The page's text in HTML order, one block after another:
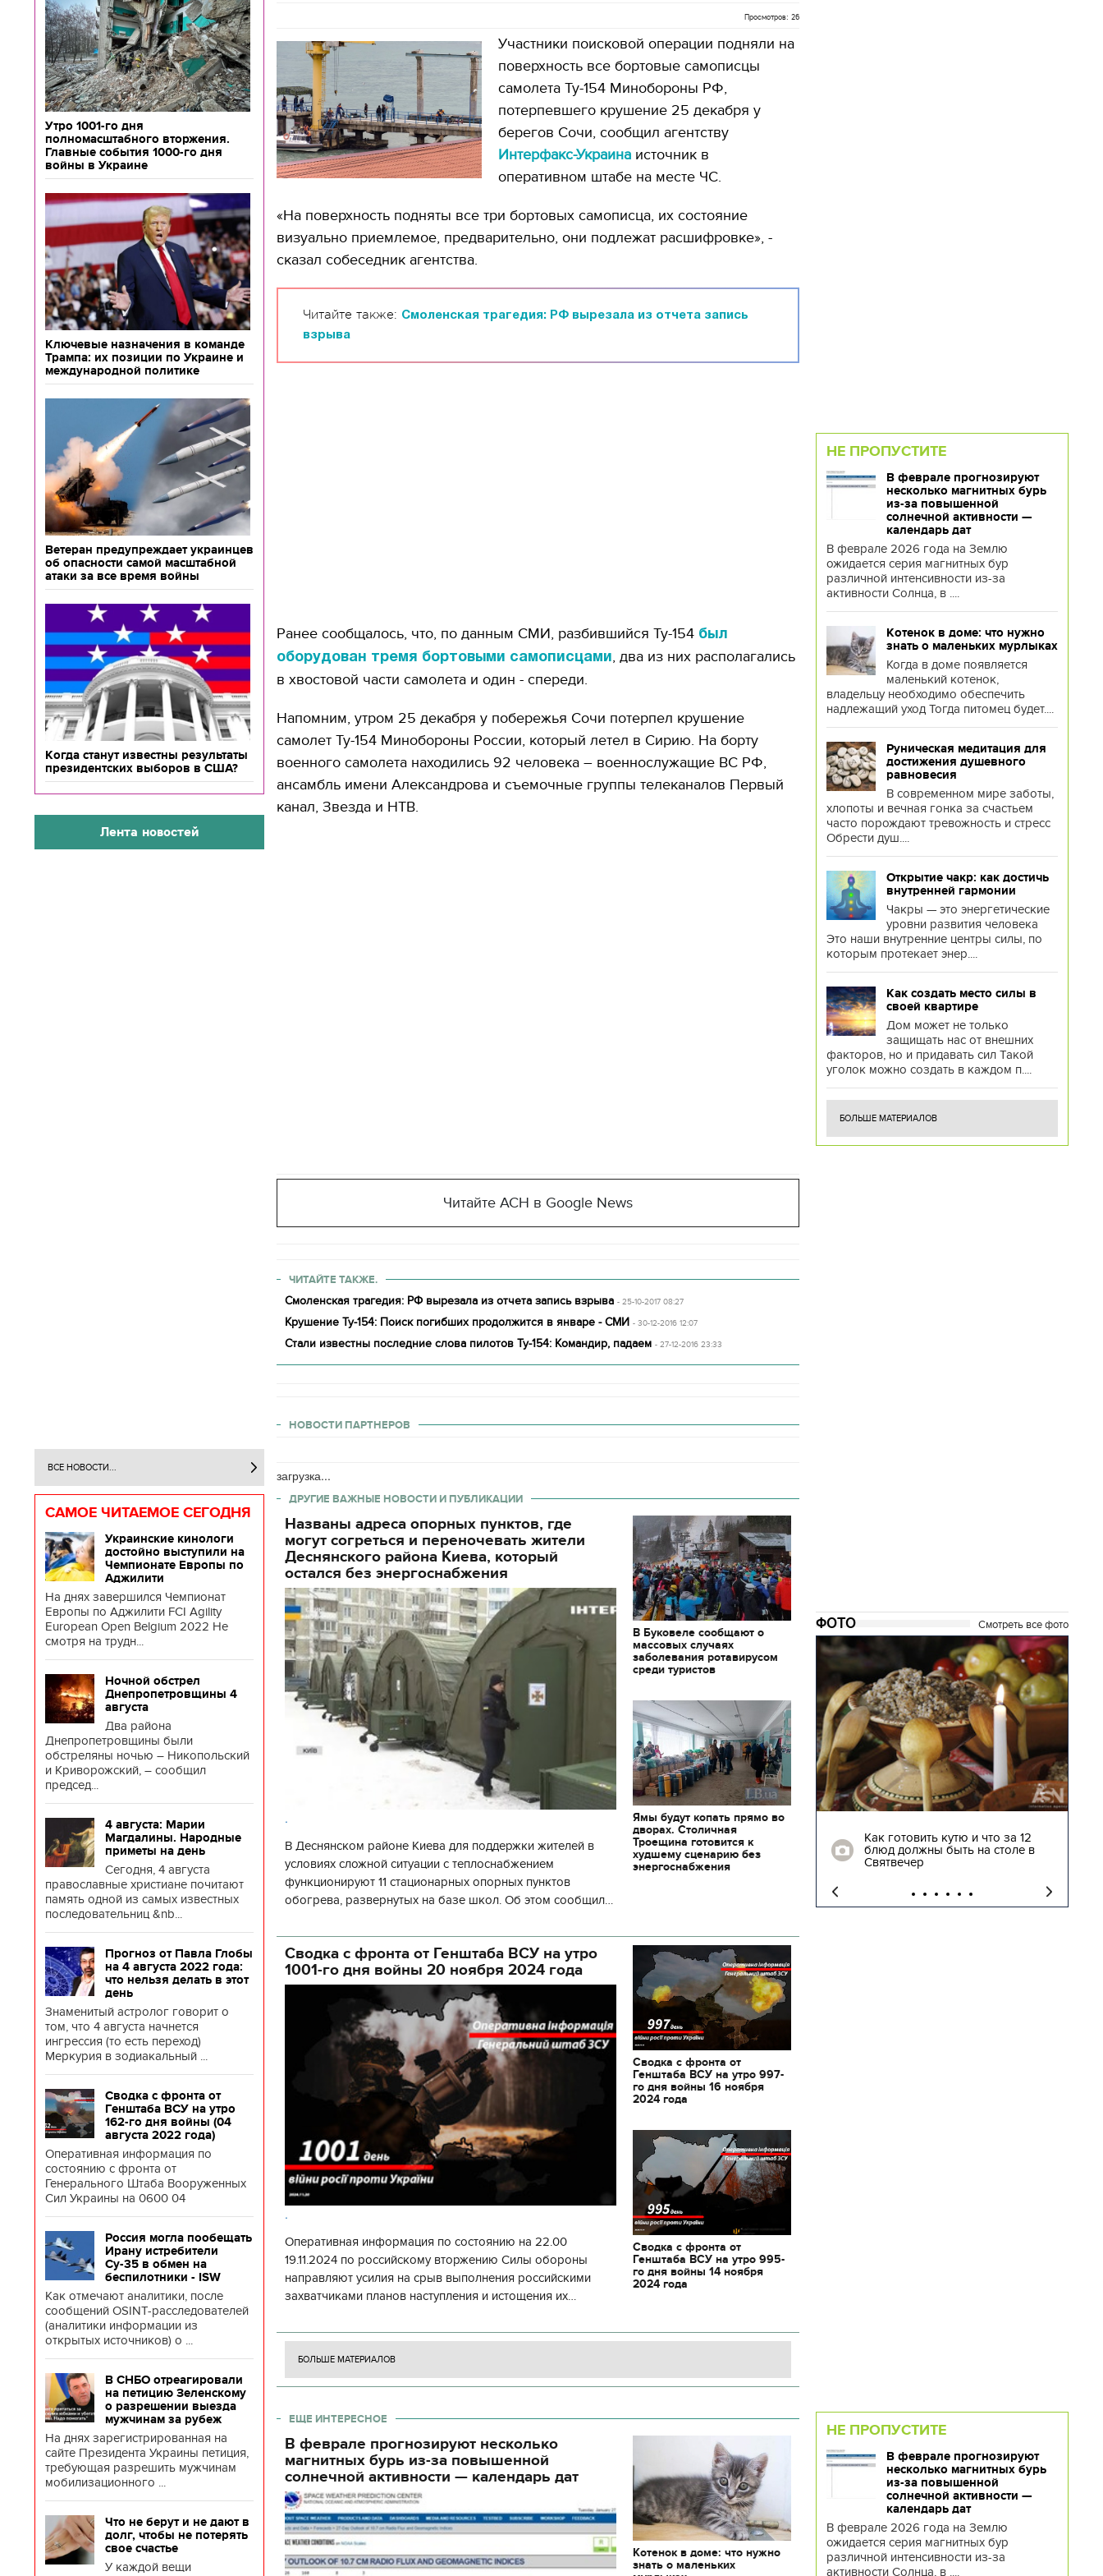
Утро 1001-го дня
полномасштабного вторжения.
Главные события 1000-го дня
войны в Украине
Ключевые назначения в команде
Трампа: их позиции по Украине и
международной политике
Ветеран предупреждает украинцев
об опасности самой масштабной
атаки за все время войны
Когда станут известны результаты
президентских выборов в США?
Лента новостей
ВСЕ НОВОСТИ...
САМОЕ ЧИТАЕМОЕ СЕГОДНЯ
Украинские кинологи
достойно выступили на
Чемпионате Европы по
Аджилити
На днях завершился Чемпионат
Европы по Аджилити FCI Agility
European Open Belgium 2022 Не
смотря на трудн...
Ночной обстрел
Днепропетровщины 4
августа
Два района
Днепропетровщины были
обстреляны ночью – Никопольский
и Криворожский, – сообщил
председ...
4 августа: Марии
Магдалины. Народные
приметы на день
Сегодня, 4 августа
православные христиане почитают
память одной из самых известных
последовательниц &nb...
Прогноз от Павла Глобы
на 4 августа 2022 года:
что нельзя делать в этот
день
Знаменитый астролог говорит о
том, что 4 августа начнется
ингрессия (то есть переход)
Меркурия в зодиакальный ...
Сводка с фронта от
Генштаба ВСУ на утро
162-го дня войны (04
августа 2022 года)
Оперативная информация по
состоянию с фронта от
Генерального Штаба Вооруженных
Сил Украины на 0600 04
Россия могла пообещать
Ирану истребители
Су-35 в обмен на
беспилотники - ISW
Как отмечают аналитики, после
сообщений OSINT-расследователей
(аналитики информации из
открытых источников) о ...
В СНБО отреагировали
на петицию Зеленскому
о разрешении выезда
мужчинам за рубеж
На днях зарегистрированная на
сайте Президента Украины петиция,
требующая разрешить мужчинам
мобилизационного ...
Что не берут и не дают в
долг, чтобы не потерять
свое счастье
У каждой вещи
Просмотров: 26
Участники поисковой операции подняли на
поверхность все бортовые самописцы
самолета Ту-154 Минобороны РФ,
потерпевшего крушение 25 декабря у
берегов Сочи, сообщил агентству
Интерфакс-Украина источник в
оперативном штабе на месте ЧС.
«На поверхность подняты все три бортовых самописца, их состояние
визуально приемлемое, предварительно, они подлежат расшифровке», -
сказал собеседник агентства.
Читайте также: Смоленская трагедия: РФ вырезала из отчета запись
взрыва
Ранее сообщалось, что, по данным СМИ, разбившийся Ту-154 был
оборудован тремя бортовыми самописцами, два из них располагались
в хвостовой части самолета и один - спереди.
Напомним, утром 25 декабря у побережья Сочи потерпел крушение
самолет Ту-154 Минобороны России, который летел в Сирию. На борту
военного самолета находились 92 человека – военнослужащие ВС РФ,
ансамбль имени Александрова и съемочные группы телеканалов Первый
канал, Звезда и НТВ.
Читайте АСН в Google News
ЧИТАЙТЕ ТАКЖЕ.
Смоленская трагедия: РФ вырезала из отчета запись взрыва - 25-10-2017 08:27
Крушение Ту-154: Поиск погибших продолжится в январе - СМИ - 30-12-2016 12:07
Стали известны последние слова пилотов Ту-154‍: Командир, падаем - 27-12-2016 23:33
НОВОСТИ ПАРТНЕРОВ
загрузка...
ДРУГИЕ ВАЖНЫЕ НОВОСТИ И ПУБЛИКАЦИИ
Названы адреса опорных пунктов, где
могут согреться и переночевать жители
Деснянского района Киева, который
остался без энергоснабжения
.
В Деснянском районе Киева для поддержки жителей в
условиях сложной ситуации с теплоснабжением
функционируют 11 стационарных опорных пунктов
обогрева, развернутых на базе школ. Об этом сообщил
государственной а
В Буковеле сообщают о
массовых случаях
заболевания ротавирусом
среди туристов
Ямы будут копать прямо во
дворах. Столичная
Троещина готовится к
худшему сценарию без
энергоснабжения
Сводка с фронта от Генштаба ВСУ на утро
1001-го дня войны 20 ноября 2024 года
.
Оперативная информация по состоянию на 22.00
19.11.2024 по российскому вторжению Силы обороны
направляют усилия на срыв выполнения российскими
захватчиками планов наступления и истощения их
боевых ст
Сводка с фронта от
Генштаба ВСУ на утро 997-
го дня войны 16 ноября
2024 года
Сводка с фронта от
Генштаба ВСУ на утро 995-
го дня войны 14 ноября
2024 года
БОЛЬШЕ МАТЕРИАЛОВ
ЕЩЕ ИНТЕРЕСНОЕ
В феврале прогнозируют несколько
магнитных бурь из-за повышенной
солнечной активности — календарь дат
Котенок в доме: что нужно
знать о маленьких
НЕ ПРОПУСТИТЕ
В феврале прогнозируют
несколько магнитных бурь
из-за повышенной
солнечной активности —
календарь дат
В феврале 2026 года на Землю
ожидается серия магнитных бур
различной интенсивности из-за
активности Солнца, в ....
Котенок в доме: что нужно
знать о маленьких мурлыках
Когда в доме появляется
маленький котенок,
владельцу необходимо обеспечить
надлежащий уход Тогда питомец будет....
Руническая медитация для
достижения душевного
равновесия
В современном мире заботы,
хлопоты и вечная гонка за счастьем
часто порождают тревожность и стресс
Обрести душ....
Открытие чакр: как достичь
внутренней гармонии
Чакры — это энергетические
уровни развития человека
Это наши внутренние центры силы, по
которым протекает энер....
Как создать место силы в
своей квартире
Дом может не только
защищать нас от внешних
факторов, но и придавать сил Такой
уголок можно создать в каждом п....
БОЛЬШЕ МАТЕРИАЛОВ
ФОТО Смотреть все фото
11.10.2017 | 16:22
Времена Руси: как выглядят
декорации к фильму
"Сторожевая застава"
Как готовить кутю и что за 12
блюд должны быть на столе в
Святвечер
НЕ ПРОПУСТИТЕ
В феврале прогнозируют
несколько магнитных бурь
из-за повышенной
солнечной активности —
календарь дат
В феврале 2026 года на Землю
ожидается серия магнитных бур
различной интенсивности из-за
активности Солнца, в ....